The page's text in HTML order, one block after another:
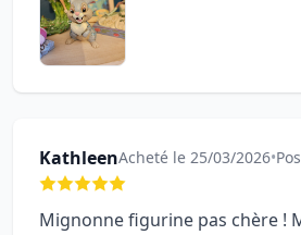
KathleenAcheté le 25/03/2026•
Mignonne figurine pas chère !